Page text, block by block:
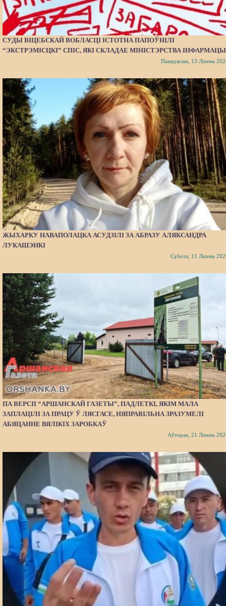
СУДЫ ВІЦЕБСКАЙ ВОБЛАСЦІ ІСТОТНА ПАПОЎНІЛІ
“ЭКСТРЭМІСЦКІ” СПІС, ЯКІ СКЛАДАЕ МІНІСТЭРСТВА
Панядзелак, 13 Ліпень
ЖЫХАРКУ НАВАПОЛАЦКА АСУДЗІЛІ ЗА АБРАЗУ АЛЯКСАНДРА
ЛУКАШЭНКІ
Субота, 11 Ліпень
ПА ВЕРСІІ “АРШАНСКАЙ ГАЗЕТЫ”, ПАДЛЕТКІ, ЯКІМ МАЛА
ЗАПЛАЦІЛІ ЗА ПРАЦУ Ў ЛЯСГАСЕ, НЯПРАВІЛЬНА ЗРАЗУМЕЛІ
АБЯЦАННЕ ВЯЛІКІХ ЗАРОБКАЎ
Аўторак, 21 Ліпень